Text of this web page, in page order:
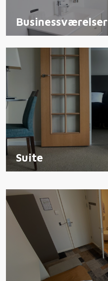
Businessværelser
Suite